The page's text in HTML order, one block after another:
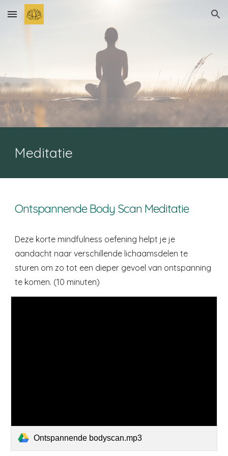
Skip to main content Skip to navigation
Meditatie
Ontspannende Body Scan Meditatie
Deze korte mindfulness oefening helpt je je
aandacht naar verschillende lichaamsdelen te
sturen om zo tot een dieper gevoel van ontspanning
te komen. (10 minuten)
Ontspannende bodyscan.mp3